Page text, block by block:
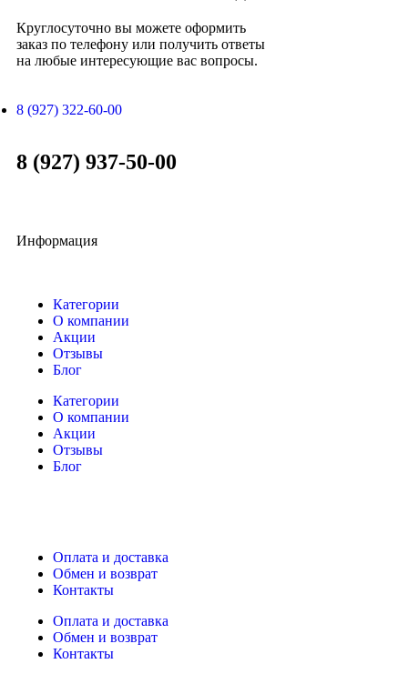
Круглосуточно вы можете оформить
заказ по телефону или получить ответы
на любые интересующие вас вопросы.
8 (927) 322-60-00
8 (927) 937-50-00
Информация
Категории
О компании
Акции
Отзывы
Блог
Категории
О компании
Акции
Отзывы
Блог
Оплата и доставка
Обмен и возврат
Контакты
Оплата и доставка
Обмен и возврат
Контакты